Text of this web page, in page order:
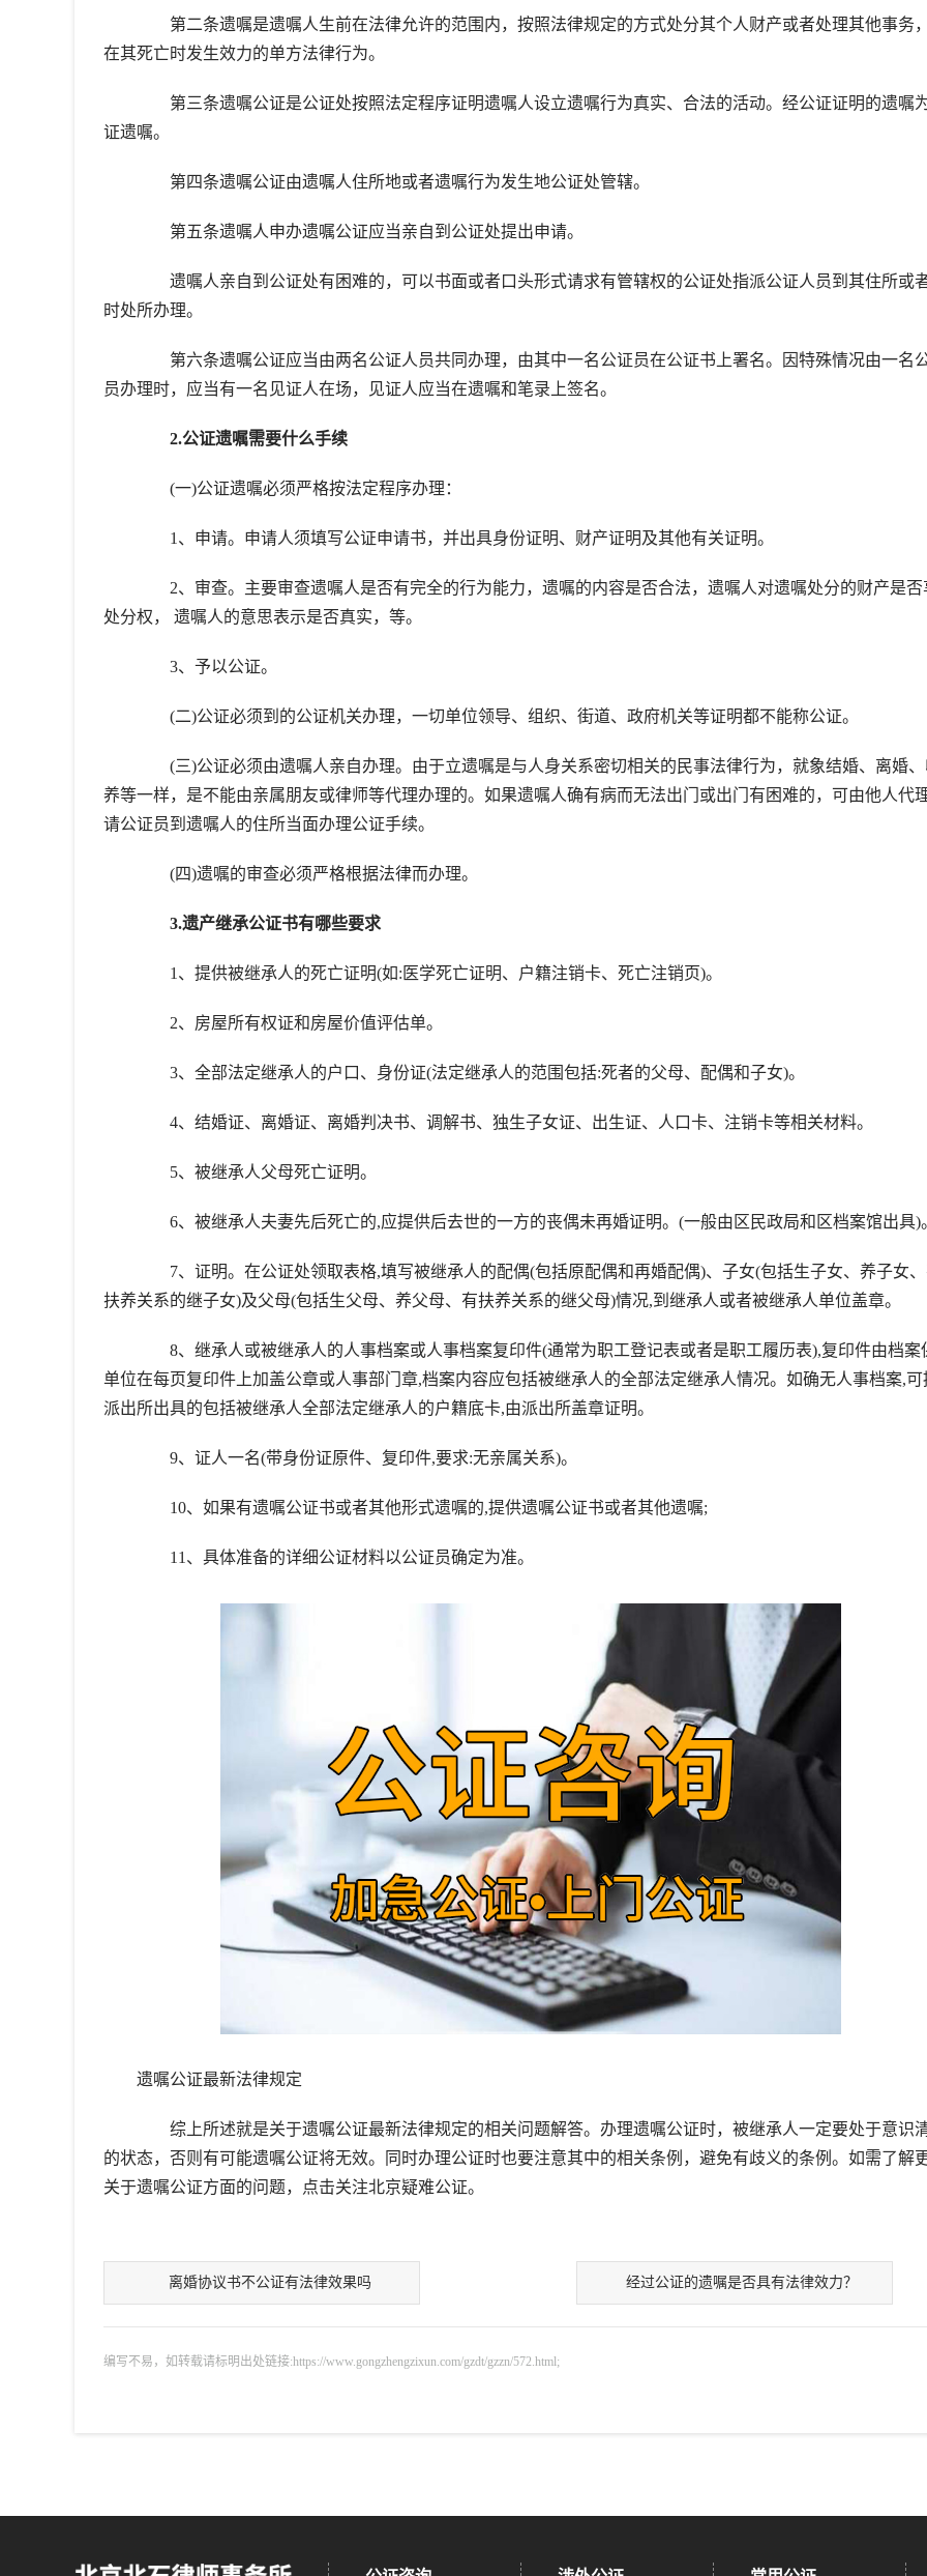
第二条遗嘱是遗嘱人生前在法律允许的范围内，按照法律规定的方式处分其个人财产或者处理其他事务
在其死亡时发生效力的单方法律行为。
第三条遗嘱公证是公证处按照法定程序证明遗嘱人设立遗嘱行为真实、合法的活动。经公证证明的遗嘱
证遗嘱。
第四条遗嘱公证由遗嘱人住所地或者遗嘱行为发生地公证处管辖。
第五条遗嘱人申办遗嘱公证应当亲自到公证处提出申请。
遗嘱人亲自到公证处有困难的，可以书面或者口头形式请求有管辖权的公证处指派公证人员到其住所或
时处所办理。
第六条遗嘱公证应当由两名公证人员共同办理，由其中一名公证员在公证书上署名。因特殊情况由一名
员办理时，应当有一名见证人在场，见证人应当在遗嘱和笔录上签名。
2.公证遗嘱需要什么手续
(一)公证遗嘱必须严格按法定程序办理：
1、申请。申请人须填写公证申请书，并出具身份证明、财产证明及其他有关证明。
2、审查。主要审查遗嘱人是否有完全的行为能力，遗嘱的内容是否合法，遗嘱人对遗嘱处分的财产是否
处分权， 遗嘱人的意思表示是否真实，等。
3、予以公证。
(二)公证必须到的公证机关办理，一切单位领导、组织、街道、政府机关等证明都不能称公证。
(三)公证必须由遗嘱人亲自办理。由于立遗嘱是与人身关系密切相关的民事法律行为，就象结婚、离婚
养等一样，是不能由亲属朋友或律师等代理办理的。如果遗嘱人确有病而无法出门或出门有困难的，可由他人代
请公证员到遗嘱人的住所当面办理公证手续。
(四)遗嘱的审查必须严格根据法律而办理。
3.遗产继承公证书有哪些要求
1、提供被继承人的死亡证明(如:医学死亡证明、户籍注销卡、死亡注销页)。
2、房屋所有权证和房屋价值评估单。
3、全部法定继承人的户口、身份证(法定继承人的范围包括:死者的父母、配偶和子女)。
4、结婚证、离婚证、离婚判决书、调解书、独生子女证、出生证、人口卡、注销卡等相关材料。
5、被继承人父母死亡证明。
6、被继承人夫妻先后死亡的,应提供后去世的一方的丧偶未再婚证明。(一般由区民政局和区档案馆出具)
7、证明。在公证处领取表格,填写被继承人的配偶(包括原配偶和再婚配偶)、子女(包括生子女、养子女
扶养关系的继子女)及父母(包括生父母、养父母、有扶养关系的继父母)情况,到继承人或者被继承人单位盖章。
8、继承人或被继承人的人事档案或人事档案复印件(通常为职工登记表或者是职工履历表),复印件由档案
单位在每页复印件上加盖公章或人事部门章,档案内容应包括被继承人的全部法定继承人情况。如确无人事档案,可
派出所出具的包括被继承人全部法定继承人的户籍底卡,由派出所盖章证明。
9、证人一名(带身份证原件、复印件,要求:无亲属关系)。
10、如果有遗嘱公证书或者其他形式遗嘱的,提供遗嘱公证书或者其他遗嘱;
11、具体准备的详细公证材料以公证员确定为准。
遗嘱公证最新法律规定
综上所述就是关于遗嘱公证最新法律规定的相关问题解答。办理遗嘱公证时，被继承人一定要处于意识
的状态，否则有可能遗嘱公证将无效。同时办理公证时也要注意其中的相关条例，避免有歧义的条例。如需了解
关于遗嘱公证方面的问题，点击关注北京疑难公证。
离婚协议书不公证有法律效果吗 经过公证的遗嘱是否具有法律效力？
编写不易，如转载请标明出处链接:https://www.gongzhengzixun.com/gzdt/gzzn/572.html;